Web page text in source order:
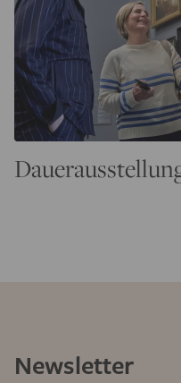
Newsletter